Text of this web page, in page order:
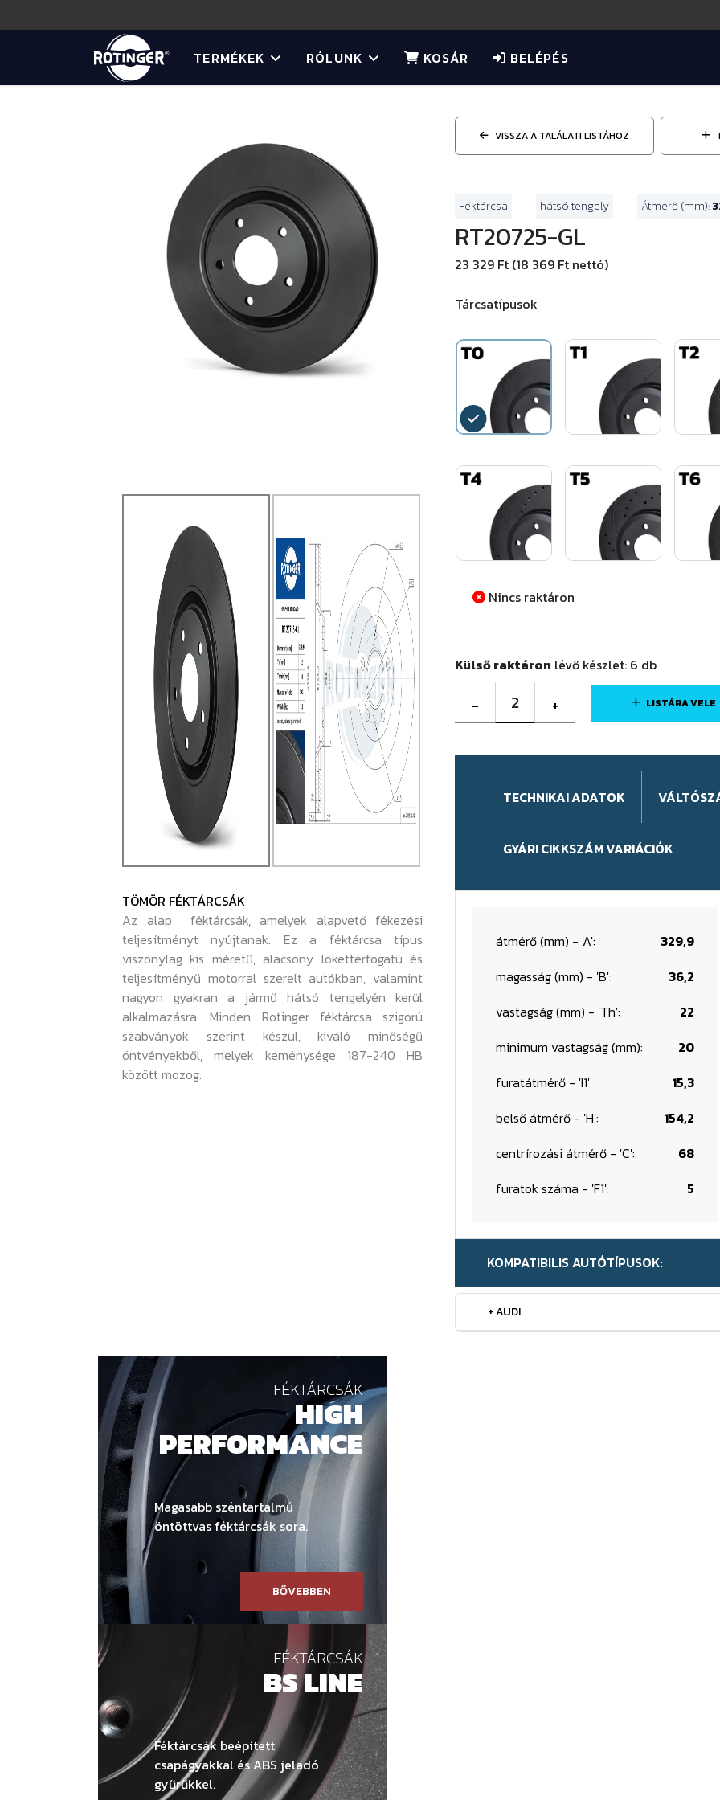
TERMÉKEK RÓLUNK KOSÁR BELÉPÉS
TÖMÖR FÉKTÁRCSÁK
Az alap féktárcsák, amelyek alapvető fékezési
teljesítményt nyújtanak. Ez a féktárcsa típus
viszonylag kis méretű, alacsony lökettérfogatú és
teljesítményű motorral szerelt autókban, valamint
nagyon gyakran a jármű hátsó tengelyén kerül
alkalmazásra. Minden Rotinger féktárcsa szigorú
szabványok szerint készül, kiváló minőségű
öntvényekből, melyek keménysége 187-240 HB
között mozog.
VISSZA A TALÁLATI LISTÁHOZ
Féktárcsa hátsó tengely Átmérő (mm):
RT20725-GL
23 329 Ft (18 369 Ft nettó)
Tárcsatípusok
Nincs raktáron
Külső raktáron lévő készlet: 6 db
- 2 + LISTÁRA VELE
TECHNIKAI ADATOK
GYÁRI CIKKSZÁM VARIÁCIÓK
átmérő (mm) - 'A':
329,9
magasság (mm) - 'B':
36,2
vastagság (mm) - 'Th':
22
minimum vastagság (mm):
20
furatátmérő - 'I1':
15,3
belső átmérő - 'H':
154,2
centrírozási átmérő - 'C':
68
furatok száma - 'F1':
5
KOMPATIBILIS AUTÓTÍPUSOK:
+ AUDI
FÉKTÁRCSÁK
HIGH
PERFORMANCE
Magasabb széntartalmú
öntöttvas féktárcsák sora.
BŐVEBBEN
FÉKTÁRCSÁK
BS LINE
Féktárcsák beépített
csapágyakkal és ABS jeladó
gyűrűkkel.